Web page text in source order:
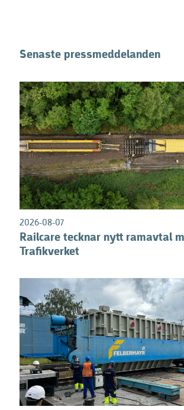
Senaste pressmeddelanden
2026-08-07
Railcare tecknar nytt ramavtal
Trafikverket